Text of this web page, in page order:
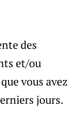
des
et/ou
vous avez
jours.